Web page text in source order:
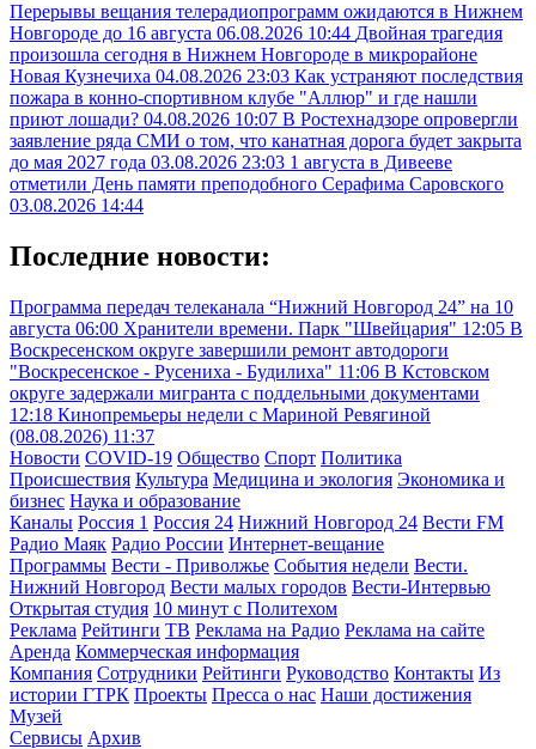
Перерывы вещания телерадиопрограмм ожидаются в Нижнем
Новгороде до 16 августа 06.08.2026 10:44 Двойная трагедия
произошла сегодня в Нижнем Новгороде в микрорайоне
Новая Кузнечиха 04.08.2026 23:03 Как устраняют последствия
пожара в конно-спортивном клубе "Аллюр" и где нашли
приют лошади? 04.08.2026 10:07 В Ростехнадзоре опровергли
заявление ряда СМИ о том, что канатная дорога будет закрыта
до мая 2027 года 03.08.2026 23:03 1 августа в Дивееве
отметили День памяти преподобного Серафима Саровского
03.08.2026 14:44
Последние новости:
Программа передач телеканала “Нижний Новгород 24” на 10
августа 06:00 Хранители времени. Парк "Швейцария" 12:05 В
Воскресенском округе завершили ремонт автодороги
"Воскресенское - Русениха - Будилиха" 11:06 В Кстовском
округе задержали мигранта с поддельными документами
12:18 Кинопремьеры недели с Мариной Ревягиной
(08.08.2026) 11:37
Новости COVID-19 Общество Спорт Политика
Происшествия Культура Медицина и экология Экономика и
бизнес Наука и образование
Каналы Россия 1 Россия 24 Нижний Новгород 24 Вести FM
Радио Маяк Радио России Интернет-вещание
Программы Вести - Приволжье События недели Вести.
Нижний Новгород Вести малых городов Вести-Интервью
Открытая студия 10 минут с Политехом
Реклама Рейтинги ТВ Реклама на Радио Реклама на сайте
Аренда Коммерческая информация
Компания Сотрудники Рейтинги Руководство Контакты Из
истории ГТРК Проекты Пресса о нас Наши достижения
Музей
Сервисы Архив